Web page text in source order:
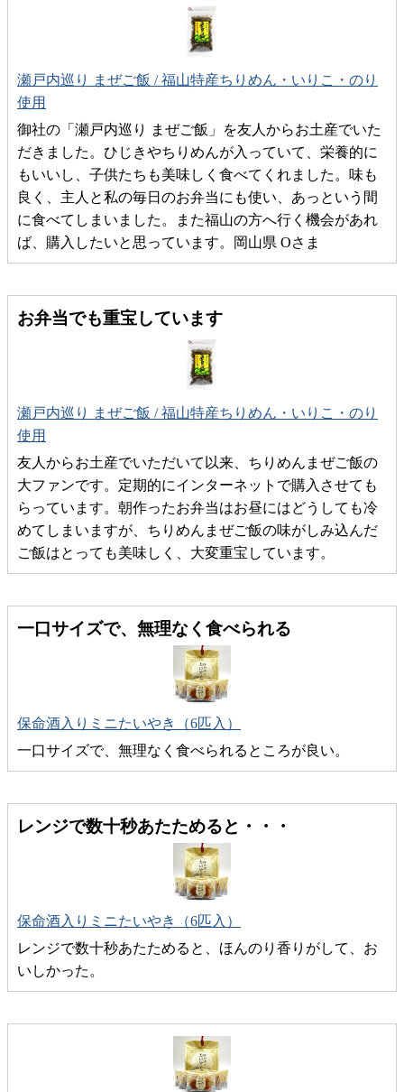
瀬戸内巡り まぜご飯 / 福山特産ちりめん・いりこ・のり
使用
御社の「瀬戸内巡り まぜご飯」を友人からお土産でいた
だきました。ひじきやちりめんが入っていて、栄養的に
もいいし、子供たちも美味しく食べてくれました。味も
良く、主人と私の毎日のお弁当にも使い、あっという間
に食べてしまいました。また福山の方へ行く機会があれ
ば、購入したいと思っています。岡山県 Oさま
お弁当でも重宝しています
瀬戸内巡り まぜご飯 / 福山特産ちりめん・いりこ・のり
使用
友人からお土産でいただいて以来、ちりめんまぜご飯の
大ファンです。定期的にインターネットで購入させても
らっています。朝作ったお弁当はお昼にはどうしても冷
めてしまいますが、ちりめんまぜご飯の味がしみ込んだ
ご飯はとっても美味しく、大変重宝しています。
一口サイズで、無理なく食べられる
保命酒入りミニたいやき（6匹入）
一口サイズで、無理なく食べられるところが良い。
レンジで数十秒あたためると・・・
保命酒入りミニたいやき（6匹入）
レンジで数十秒あたためると、ほんのり香りがして、お
いしかった。